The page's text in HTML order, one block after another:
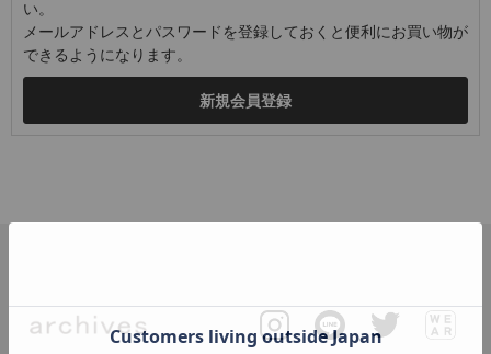
い。
メールアドレスとパスワードを登録しておくと便利にお買い物が
できるようになります。